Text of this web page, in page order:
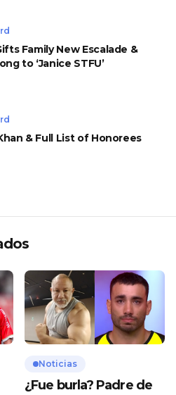
Family New Escalade &
to ‘Janice STFU’
& Full List of Honorees
Noticias
¿Fue burla? Padre de